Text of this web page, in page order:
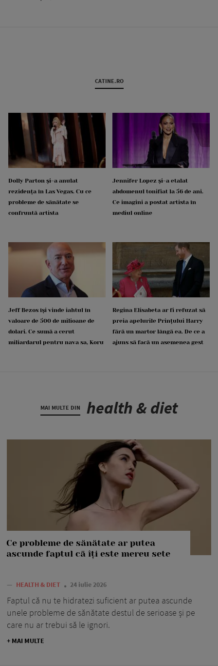
CATINE.RO
Dolly Parton și-a anulat
rezidența în Las Vegas. Cu ce
probleme de sănătate se
confruntă artista
Jennifer Lopez și-a etalat
abdomenul tonifiat la 56 de ani.
Ce imagini a postat artista în
mediul online
Jeff Bezos își vinde iahtul în
valoare de 500 de milioane de
dolari. Ce sumă a cerut
miliardarul pentru nava sa, Koru
Regina Elisabeta ar fi refuzat să
preia apelurile Prințului Harry
fără un martor lângă ea. De ce a
ajuns să facă un asemenea gest
MAI MULTE DIN health & diet
Ce probleme de sănătate ar putea
ascunde faptul că îți este mereu sete
— HEALTH & DIET 24 iulie 2026
Faptul că nu te hidratezi suficient ar putea ascunde
unele probleme de sănătate destul de serioase și pe
care nu ar trebui să le ignori.
+ MAI MULTE